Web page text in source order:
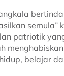
semula”
patriotik
belajar